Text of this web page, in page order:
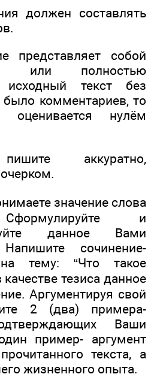
должен составлять
представляет собой
или полностью
исходный текст без
комментариев, то
оценивается нулём
аккуратно,
значение слова
и
данное Вами
сочинение-
тему: “Что такое
тезиса данное
Аргументируя свой
2 (два) примера-
Ваши
пример- аргумент
текста, а
жизненного опыта.